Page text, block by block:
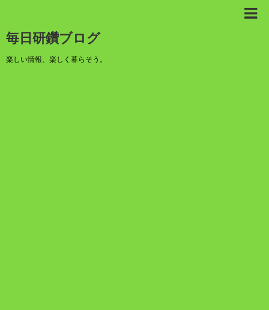
毎日研鑽ブログ
楽しい情報、楽しく暮らそう。